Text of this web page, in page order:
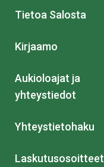
Tietoa Salosta
Kirjaamo
Aukioloajat ja
yhteystiedot
Yhteystietohaku
Laskutusosoitteet